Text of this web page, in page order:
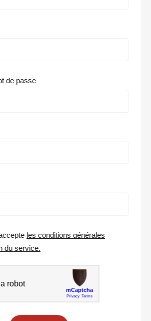
de passe
les conditions générales
du service.